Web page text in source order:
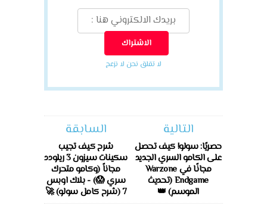
لا تقلق نحن لا نزعج
التالية
حصريًا: سولو! كيف تحصل
على الكامو السري الجديد
مجانًا في Warzone
Endgame (تحديث
الموسم) 👑
السابقة
شرح كيف تجيب
سكينات سيزون 3 ريلودد
مجاناً (وكامو متحرك
سري 😱) - بلاك اوبس
7 (شرح كامل سولو) 🚀